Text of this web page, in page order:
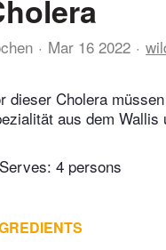
Mar 16 2022
dieser Cholera
aus dem
Serves: 4 persons